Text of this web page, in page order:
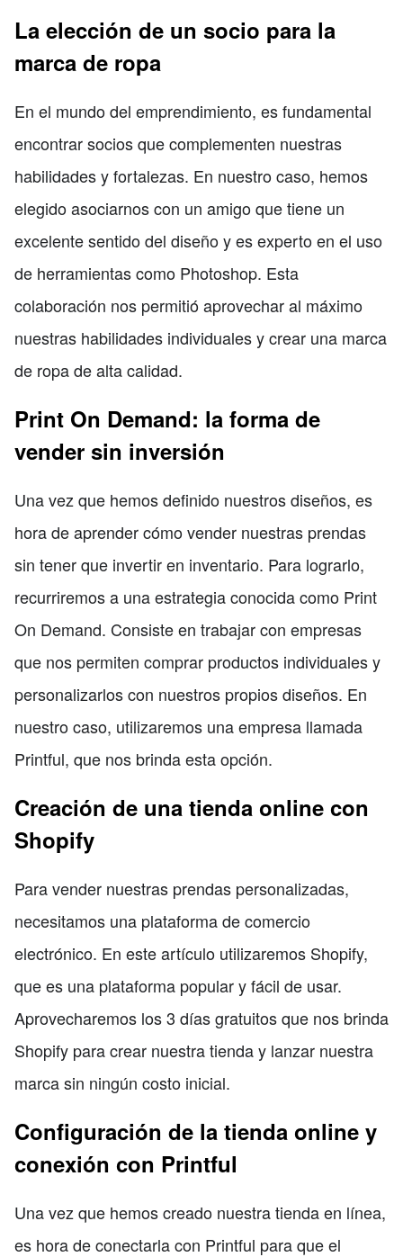
La elección de un socio para la
marca de ropa
En el mundo del emprendimiento, es fundamental
encontrar socios que complementen nuestras
habilidades y fortalezas. En nuestro caso, hemos
elegido asociarnos con un amigo que tiene un
excelente sentido del diseño y es experto en el uso
de herramientas como Photoshop. Esta
colaboración nos permitió aprovechar al máximo
nuestras habilidades individuales y crear una marca
de ropa de alta calidad.
Print On Demand: la forma de
vender sin inversión
Una vez que hemos definido nuestros diseños, es
hora de aprender cómo vender nuestras prendas
sin tener que invertir en inventario. Para lograrlo,
recurriremos a una estrategia conocida como Print
On Demand. Consiste en trabajar con empresas
que nos permiten comprar productos individuales y
personalizarlos con nuestros propios diseños. En
nuestro caso, utilizaremos una empresa llamada
Printful, que nos brinda esta opción.
Creación de una tienda online con
Shopify
Para vender nuestras prendas personalizadas,
necesitamos una plataforma de comercio
electrónico. En este artículo utilizaremos Shopify,
que es una plataforma popular y fácil de usar.
Aprovecharemos los 3 días gratuitos que nos brinda
Shopify para crear nuestra tienda y lanzar nuestra
marca sin ningún costo inicial.
Configuración de la tienda online y
conexión con Printful
Una vez que hemos creado nuestra tienda en línea,
es hora de conectarla con Printful para que el